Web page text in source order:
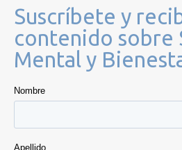
Suscríbete y
contenido sobre
Mental y